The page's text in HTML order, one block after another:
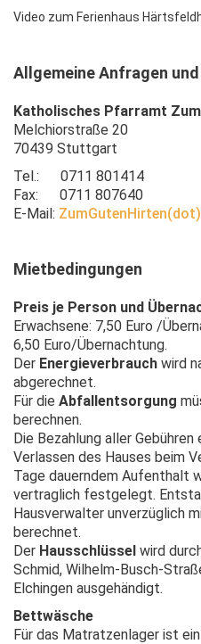
Video zum Ferienhaus
Allgemeine Anfragen
Katholisches Pfarramt
Melchiorstraße 20
70439 Stuttgart
Tel.: 0711 801414
Fax: 0711 807640
E-Mail:
Mietbedingungen
Preis je Person und
Erwachsene: 7,50 Euro /
6,50 Euro/Übernachtung.
Der Energieverbrauch wird
abgerechnet.
Für die Abfallentsorgung
berechnen.
Die Bezahlung aller
Verlassen des Hauses beim
Tage dauerndem Aufenthalt
vertraglich festgelegt.
Hausverwalter unverzüglich
berechnet.
Der Hausschlüssel wird
Schmid, Wilhelm-Busch-
Elchingen ausgehändigt.
Bettwäsche
Für das Matratzenlager ist